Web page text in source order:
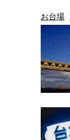
お台場